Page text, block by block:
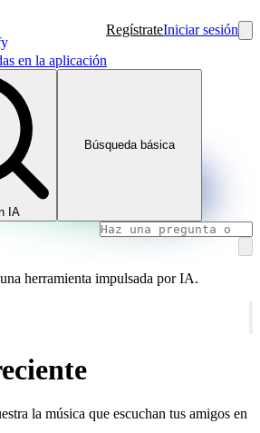
RegístrateIniciar sesión
en la aplicación
IA
Búsqueda básica
herramienta impulsada por IA.
la música que escuchan tus amigos en